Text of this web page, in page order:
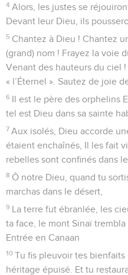
4 Alors, les justes se
Devant leur Dieu, ils
5 Chantez à Dieu ! Chantez
(grand) nom ! Frayez la voie
Venant des hauteurs du ciel !
« l’Éternel ». Sautez de joie
6 Il est le père des orphelins
tel est Dieu dans sa sainte
7 Aux isolés, Dieu accorde
étaient enchaînés, Il les fait
rebelles sont confinés dans
8 Ô notre Dieu, quand tu
marchas dans le désert,
9 La terre fut ébranlée, les
ta face, le mont Sinaï trembla
Entrée en Canaan
10 Tu fis pleuvoir tes
héritage épuisé. Et tu